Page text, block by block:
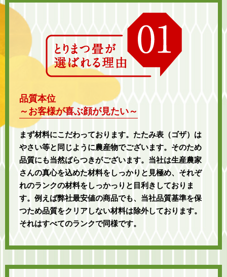
品質本位
～お客様が喜ぶ顔が見たい～
まず材料にこだわっております。たたみ表（ゴザ）は
やさい等と同じように農産物でございます。そのため
品質にも当然ばらつきがございます。当社は生産農家
さんの真心を込めた材料をしっかりと見極め、それぞ
れのランクの材料をしっかっりと目利きしておりま
す。例えば弊社最安値の商品でも、当社品質基準を保
つため品質をクリアしない材料は除外しております。
それはすべてのランクで同様です。